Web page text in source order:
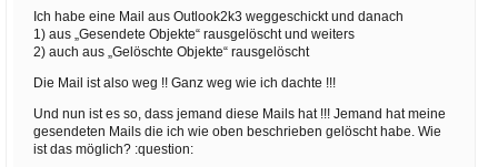
Ich habe eine Mail aus Outlook2k3 weggeschickt und danach
1) aus „Gesendete Objekte“ rausgelöscht und weiters
2) auch aus „Gelöschte Objekte“ rausgelöscht
Die Mail ist also weg !! Ganz weg wie ich dachte !!!
Und nun ist es so, dass jemand diese Mails hat !!! Jemand hat meine
gesendeten Mails die ich wie oben beschrieben gelöscht habe. Wie
ist das möglich? :question: